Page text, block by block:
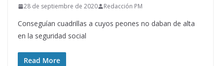
28 de septiembre de 2020 Redacción PM
Conseguían cuadrillas a cuyos peones no daban de alta
en la seguridad social
Read More